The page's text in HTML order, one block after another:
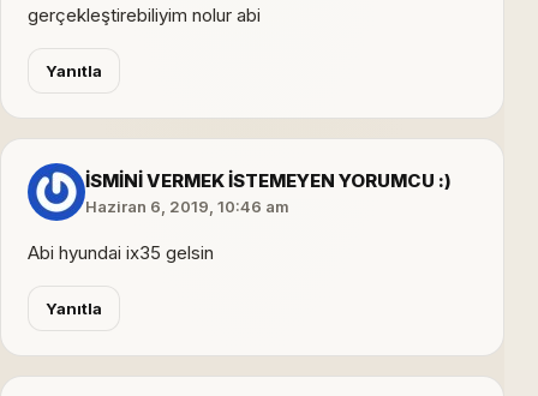
gerçekleştirebiliyim nolur abi
Yanıtla
İSMİNİ VERMEK İSTEMEYEN YORUMCU :)
Haziran 6, 2019, 10:46 am
Abi hyundai ix35 gelsin
Yanıtla